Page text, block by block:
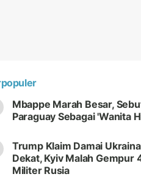
Mbappe Marah Besar,
Paraguay Sebagai 'Wanita
Trump Klaim Damai
Dekat, Kyiv Malah Gempur
Militer Rusia